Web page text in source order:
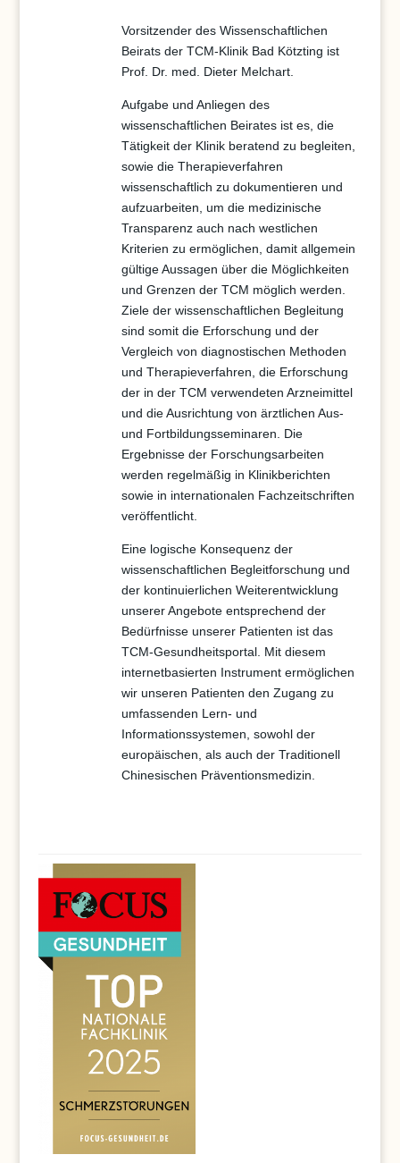
Vorsitzender des Wissenschaftlichen
Beirats der TCM-Klinik Bad Kötzting ist
Prof. Dr. med. Dieter Melchart.
Aufgabe und Anliegen des
wissenschaftlichen Beirates ist es, die
Tätigkeit der Klinik beratend zu begleiten,
sowie die Therapieverfahren
wissenschaftlich zu dokumentieren und
aufzuarbeiten, um die medizinische
Transparenz auch nach westlichen
Kriterien zu ermöglichen, damit allgemein
gültige Aussagen über die Möglichkeiten
und Grenzen der TCM möglich werden.
Ziele der wissenschaftlichen Begleitung
sind somit die Erforschung und der
Vergleich von diagnostischen Methoden
und Therapieverfahren, die Erforschung
der in der TCM verwendeten Arzneimittel
und die Ausrichtung von ärztlichen Aus-
und Fortbildungsseminaren. Die
Ergebnisse der Forschungsarbeiten
werden regelmäßig in Klinikberichten
sowie in internationalen Fachzeitschriften
veröffentlicht.
Eine logische Konsequenz der
wissenschaftlichen Begleitforschung und
der kontinuierlichen Weiterentwicklung
unserer Angebote entsprechend der
Bedürfnisse unserer Patienten ist das
TCM-Gesundheitsportal. Mit diesem
internetbasierten Instrument ermöglichen
wir unseren Patienten den Zugang zu
umfassenden Lern- und
Informationssystemen, sowohl der
europäischen, als auch der Traditionell
Chinesischen Präventionsmedizin.